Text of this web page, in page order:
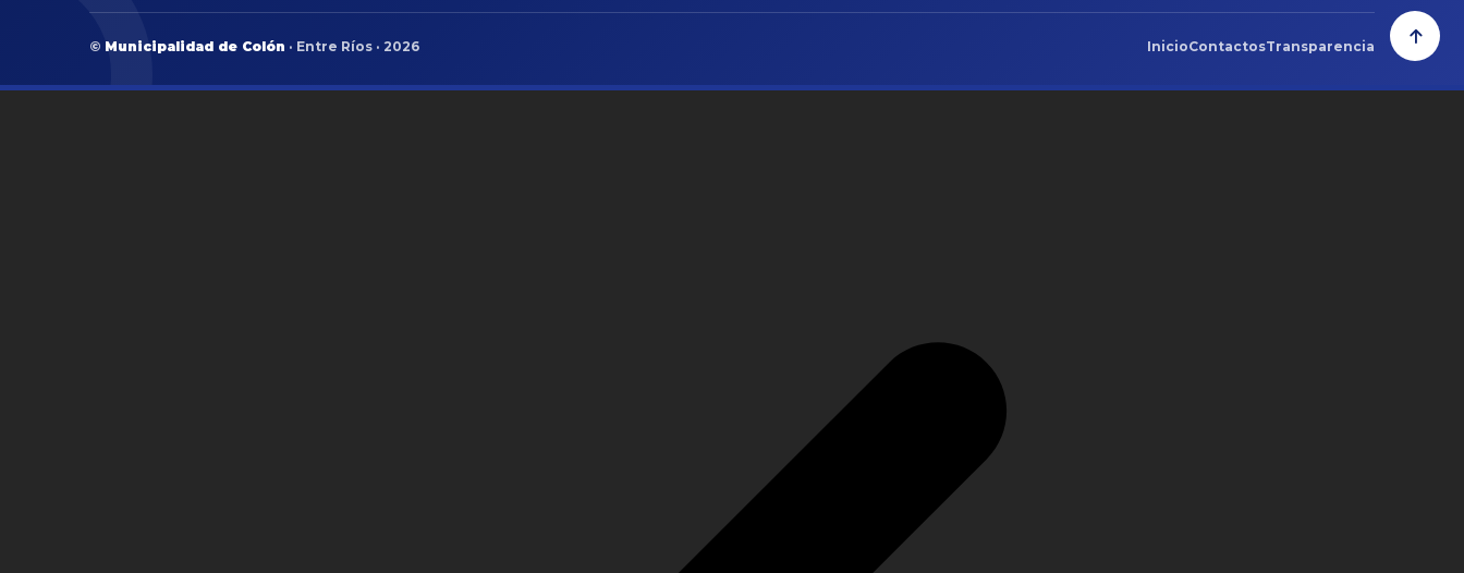
© Municipalidad de Colón · Entre Ríos · 2026 InicioContactosTransparencia